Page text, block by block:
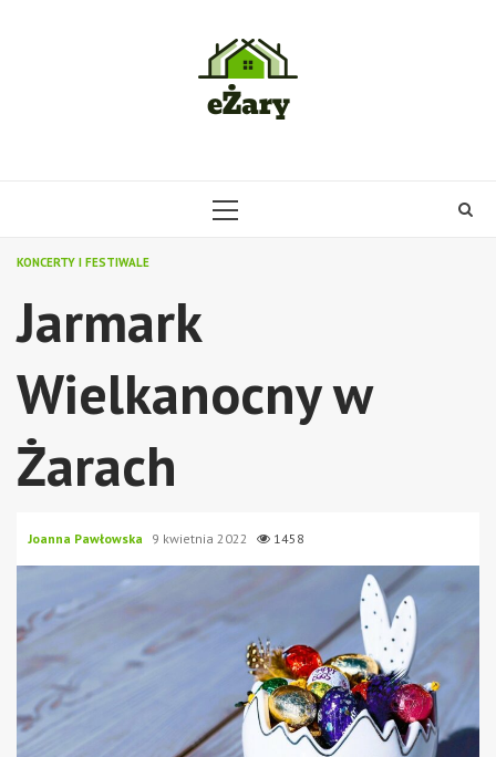
PRIMARY
KONCERTY I FESTIWALE
Jarmark
Wielkanocny w
Żarach
Joanna Pawłowska 9 kwietnia 2022 1458